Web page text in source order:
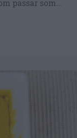
passar som...